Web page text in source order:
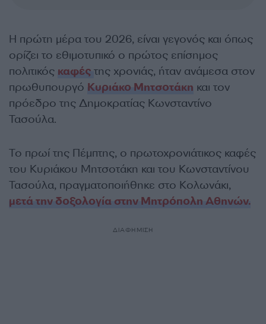
Η πρώτη μέρα του 2026, είναι γεγονός και όπως
ορίζει το εθιμοτυπικό ο πρώτος επίσημος
πολιτικός καφές της χρονιάς, ήταν ανάμεσα στον
πρωθυπουργό Κυριάκο Μητσοτάκη και τον
πρόεδρο της Δημοκρατίας Κωνσταντίνο
Τασούλα.
Το πρωί της Πέμπτης, ο πρωτοχρονιάτικος καφές
του Κυριάκου Μητσοτάκη και του Κωνσταντίνου
Τασούλα, πραγματοποιήθηκε στο Κολωνάκι,
μετά την δοξολογία στην Μητρόπολη Αθηνών.
ΔΙΑΦΗΜΙΣΗ